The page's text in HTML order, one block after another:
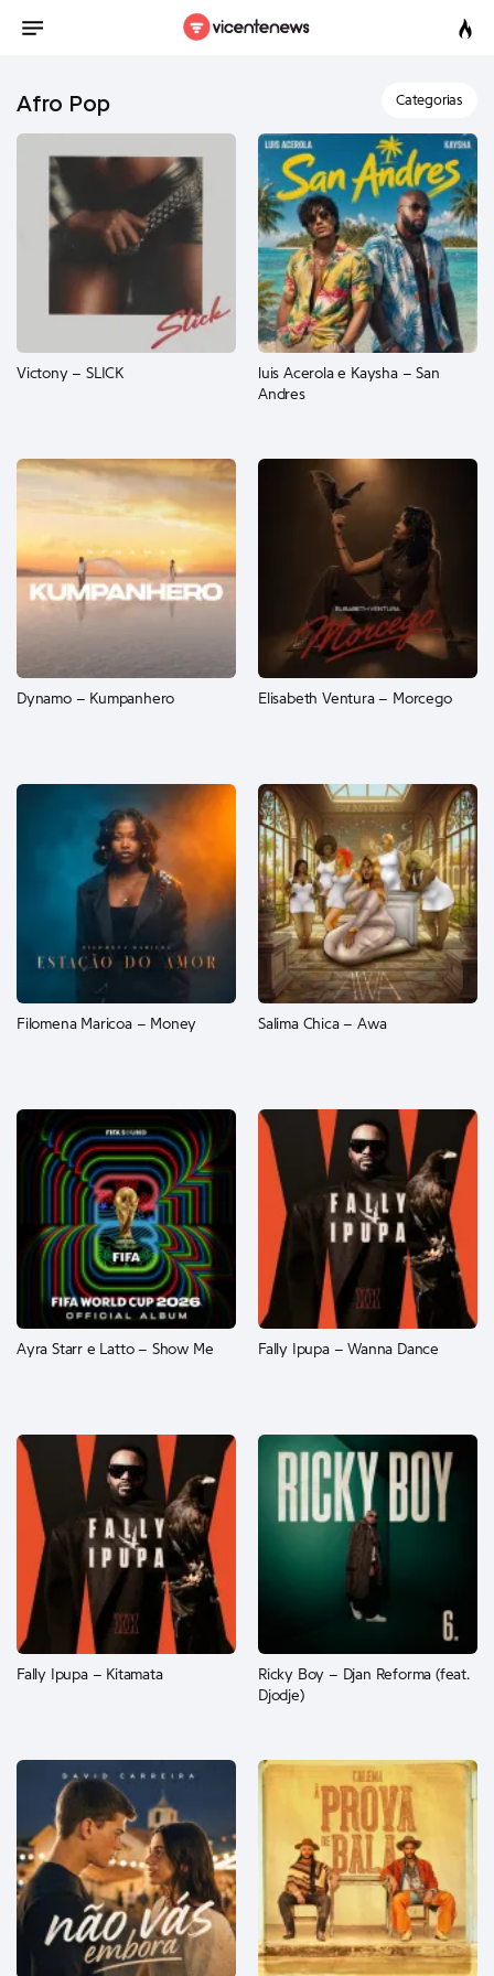
Categorias
Afro Pop
Victony – SLICK
luis Acerola e Kaysha – San
Andres
Dynamo – Kumpanhero Elisabeth Ventura – Morcego
Filomena Maricoa – Money Salima Chica – Awa
Ayra Starr e Latto – Show Me Fally Ipupa – Wanna Dance
Fally Ipupa – Kitamata
Ricky Boy – Djan Reforma (feat.
Djodje)